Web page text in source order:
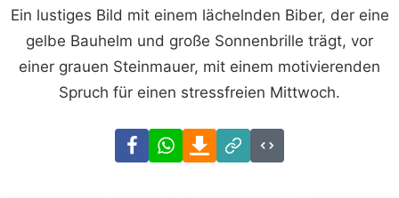
Ein lustiges Bild mit einem lächelnden Biber, der eine
gelbe Bauhelm und große Sonnenbrille trägt, vor
einer grauen Steinmauer, mit einem motivierenden
Spruch für einen stressfreien Mittwoch.
FacebookWhatsAppDownload
Link
Code